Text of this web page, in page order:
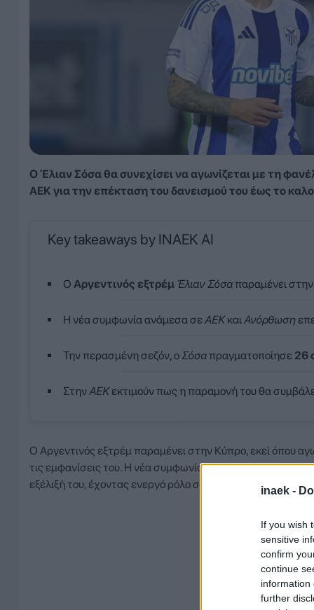
inaek -
If you wish
sensitive
confirm
continue
information
further
Ο Έλιαν Σόσα θα συνεχίσει να αγωνίζεται με τη
ΑΕΚ για την επέκταση του δανεισμού του έως το
Key takeaways by INAEK AI
Ο Αργεντινός εξτρέμ Έλιαν Σόσαπαραμένει στην
Η νέα συμφωνία ανάμεσα σε ΑΕΚκαι Ανόρθωση
Την περασμένη σεζόν, ο Σόσαπραγματοποίησε 26
ΣτηνΑΕΚεκτιμούν πως η παραμονή του θα
Ο Αργεντινός εξτρέμ παραμένει στην Κύπρο, εκεί όπου
τις εμφανίσεις του. Η νέα συμφωνία ανάμεσα στις δύο
εξέλιξή του, έχοντας ενεργό ρόλο στην Ανόρθωση.